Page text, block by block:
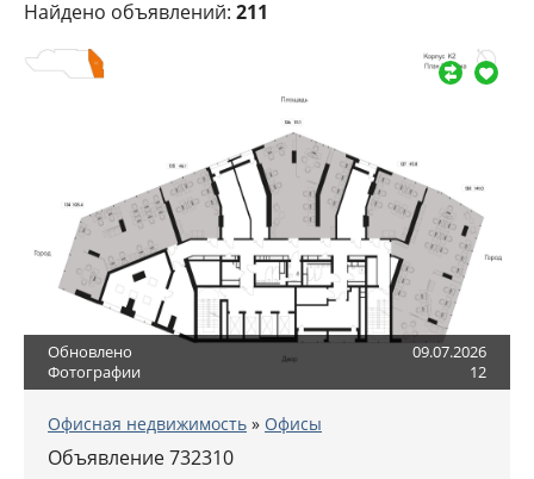
Найдено объявлений: 211
Обновлено
09.07.2026
Фотографии
12
Офисная недвижимость » Офисы
Объявление 732310